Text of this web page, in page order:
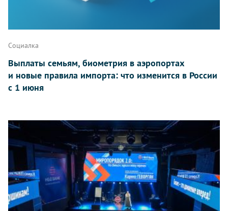
Социалка
Выплаты семьям, биометрия в аэропортах
и новые правила импорта: что изменится в России
с 1 июня